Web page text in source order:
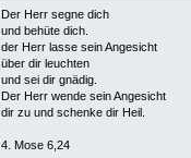
Der Herr segne dich
und behüte dich.
der Herr lasse sein Angesicht
über dir leuchten
und sei dir gnädig.
Der Herr wende sein Angesicht
dir zu und schenke dir Heil.
4. Mose 6,24